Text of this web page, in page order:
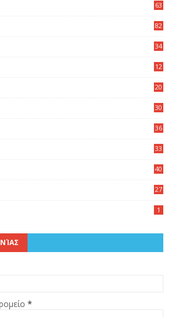
63
82
34
12
20
30
36
33
40
27
1
*